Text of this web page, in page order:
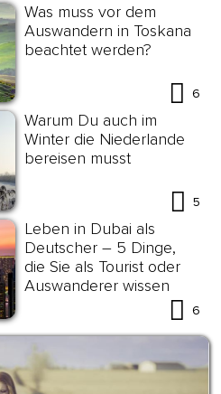
Was muss vor dem
Auswandern in Toskana
beachtet werden?
6
Warum Du auch im
Winter die Niederlande
bereisen musst
5
Leben in Dubai als
Deutscher – 5 Dinge,
die Sie als Tourist oder
Auswanderer wissen
6